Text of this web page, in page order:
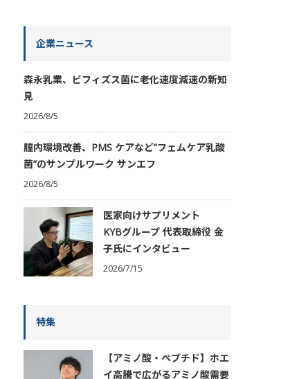
企業ニュース
森永乳業、ビフィズス菌に老化速度減速の新知
見
2026/8/5
膣内環境改善、PMS ケアなど“フェムケア乳酸
菌”のサンプルワーク サンエフ
2026/8/5
医家向けサプリメント
KYBグループ 代表取締役 金
子氏にインタビュー
2026/7/15
特集
【アミノ酸・ペプチド】ホエ
イ高騰で広がるアミノ酸需要